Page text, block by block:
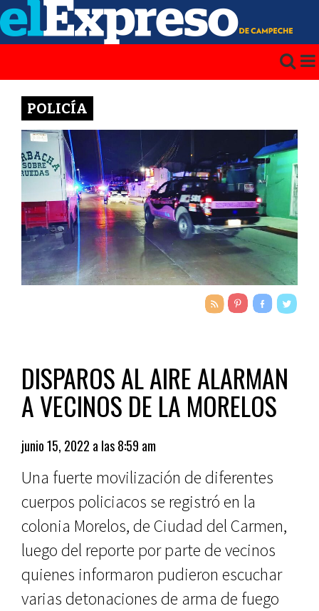
POLICÍA
DISPAROS AL AIRE ALARMAN
A VECINOS DE LA MORELOS
junio 15, 2022 a las 8:59 am
Una fuerte movilización de diferentes
cuerpos policiacos se registró en la
colonia Morelos, de Ciudad del Carmen,
luego del reporte por parte de vecinos
quienes informaron pudieron escuchar
varias detonaciones de arma de fuego